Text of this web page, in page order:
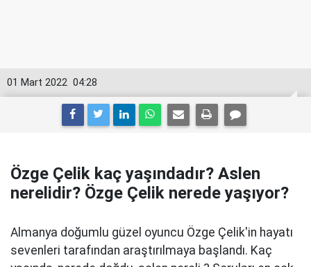
04:28
01 Mart 2022
Özge Çelik kaç yaşındadır? Aslen
nerelidir? Özge Çelik nerede yaşıyor?
Almanya doğumlu güzel oyuncu Özge Çelik'in hayatı
sevenleri tarafından araştırılmaya başlandı. Kaç